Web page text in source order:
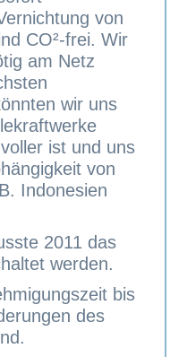
von
CO²-frei. Wir
am Netz
wir uns
ist und uns
von
Indonesien
2011 das
werden.
bis
des